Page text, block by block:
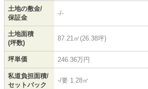
土地の敷金/
保証金
-/-
土地面積
(坪数)
87.21㎡(26.38坪)
坪単価 246.36万円
私道負担面積/
セットバック
-/要 1.28㎡